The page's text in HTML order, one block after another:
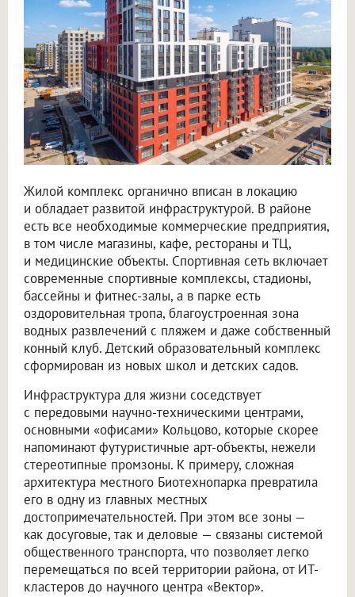
Жилой комплекс органично вписан в локацию
и обладает развитой инфраструктурой. В районе
есть все необходимые коммерческие предприятия,
в том числе магазины, кафе, рестораны и ТЦ,
и медицинские объекты. Спортивная сеть включает
современные спортивные комплексы, стадионы,
бассейны и фитнес-залы, а в парке есть
оздоровительная тропа, благоустроенная зона
водных развлечений с пляжем и даже собственный
конный клуб. Детский образовательный комплекс
сформирован из новых школ и детских садов.
Инфраструктура для жизни соседствует
с передовыми научно-техническими центрами,
основными «офисами» Кольцово, которые скорее
напоминают футуристичные арт-объекты, нежели
стереотипные промзоны. К примеру, сложная
архитектура местного Биотехнопарка превратила
его в одну из главных местных
достопримечательностей. При этом все зоны —
как досуговые, так и деловые — связаны системой
общественного транспорта, что позволяет легко
перемещаться по всей территории района, от ИТ-
кластеров до научного центра «Вектор».